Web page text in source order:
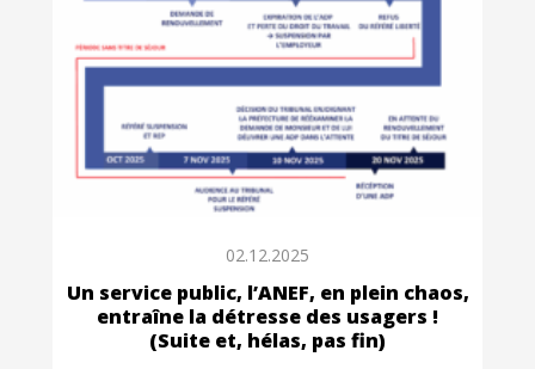
02.12.2025
Un service public, l’ANEF, en plein chaos,
entraîne la détresse des usagers !
(Suite et, hélas, pas fin)